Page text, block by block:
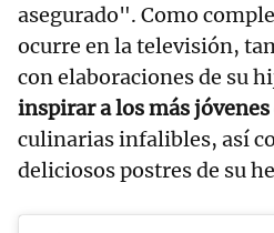
asegurado". Como
ocurre en la televisión,
con elaboraciones de su
inspirar a los más jóvenes
culinarias infalibles, así
deliciosos postres de su